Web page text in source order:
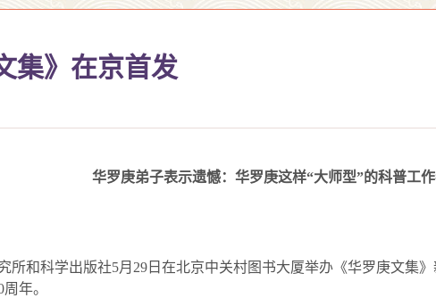
集》在京首发
华罗庚弟子表示遗憾：华罗庚这样“大师型”的科普工
所和科学出版社5月 29 日在北京中关村图书大厦举办《华罗庚文集
周年。